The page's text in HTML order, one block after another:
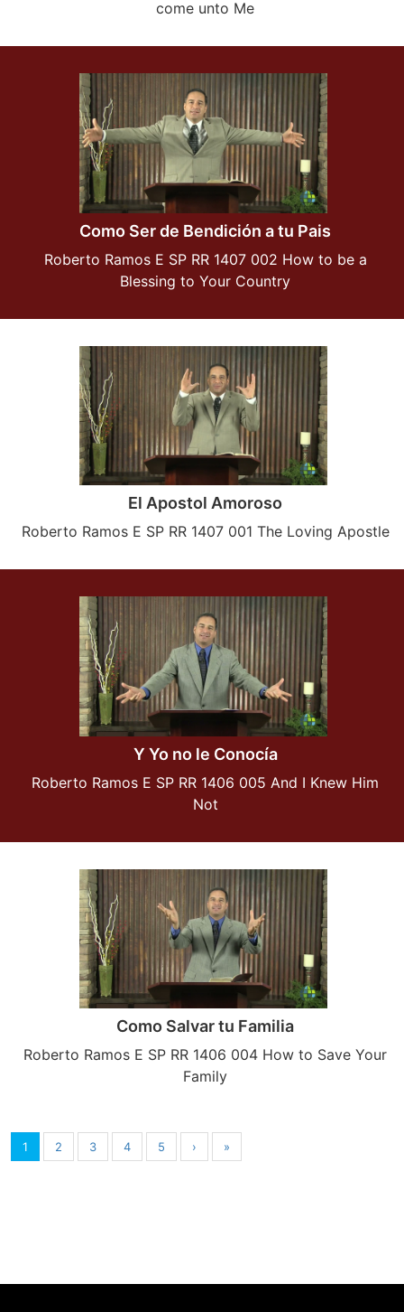
come unto Me
Como Ser de Bendición a tu Pais
Roberto Ramos E SP RR 1407 002 How to be a
Blessing to Your Country
El Apostol Amoroso
Roberto Ramos E SP RR 1407 001 The Loving Apostle
Y Yo no le Conocía
Roberto Ramos E SP RR 1406 005 And I Knew Him
Not
Como Salvar tu Familia
Roberto Ramos E SP RR 1406 004 How to Save Your
Family
1 2 3 4 5 › »